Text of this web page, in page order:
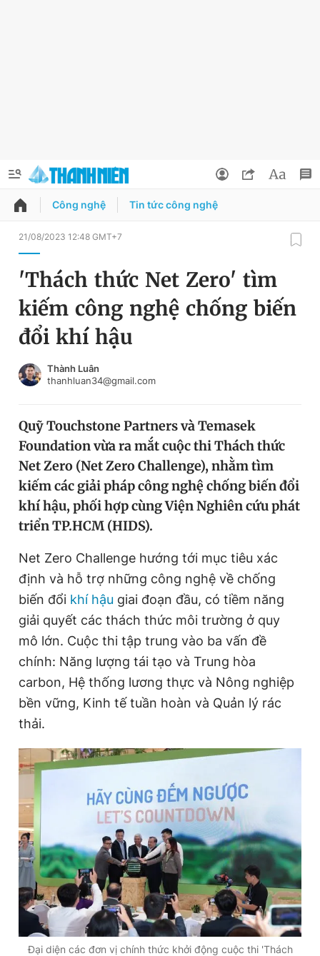
QUẢNG CÁO ĐẶT BÁO
Chuyên mục
Chuyên mục khác
Chào ngày mới
Video Magazine
Sản phẩm khác
Thông tin tòa soạn Liên hệ quảng cáo
Đọc Thanh Niên trên điện thoại
Theo dõi báo trên
0906 645 777
Liên hệ quảng cáo
0908 780 404
Đặt báo Quảng cáo RSS Tòa soạn Chính sách bảo
Tổng biên tập: Nguyễn Ngọc Toàn
Phó tổng biên tập thường trực: Hải Thành
Phó tổng biên tập: Lâm Hiếu Dũng
Phó tổng biên tập: Trần Việt Hưng
Tổng thư ký tòa soạn: Đức Trung
Đổi mật khẩu
Tin đã lưu
Công nghệ Tin tức công nghệ
21/08/2023 12:48 GMT+7
'Thách thức Net Zero' tìm
kiếm công nghệ chống biến
đổi khí hậu
Thành Luân
thanhluan34@gmail.com
Quỹ Touchstone Partners và Temasek
Foundation vừa ra mắt cuộc thi Thách thức
Net Zero (Net Zero Challenge), nhằm tìm
kiếm các giải pháp công nghệ chống biến đổi
khí hậu, phối hợp cùng Viện Nghiên cứu phát
triển TP.HCM (HIDS).
Net Zero Challenge hướng tới mục tiêu xác
định và hỗ trợ những công nghệ về chống
biến đổi khí hậu giai đoạn đầu, có tiềm năng
giải quyết các thách thức môi trường ở quy
mô lớn. Cuộc thi tập trung vào ba vấn đề
chính: Năng lượng tái tạo và Trung hòa
carbon, Hệ thống lương thực và Nông nghiệp
bền vững, Kinh tế tuần hoàn và Quản lý rác
thải.
Đại diện các đơn vị chính thức khởi động cuộc thi 'Thách